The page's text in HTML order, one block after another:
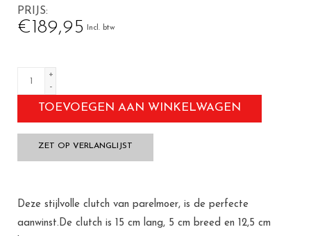
PRIJS
€189,95 Incl. btw
+
-
TOEVOEGEN AAN WINKELWAGEN
ZET OP VERLANGLIJST
Deze stijlvolle clutch van parelmoer, is de perfecte
aanwinst.De clutch is 15 cm lang, 5 cm breed en 12,5 cm